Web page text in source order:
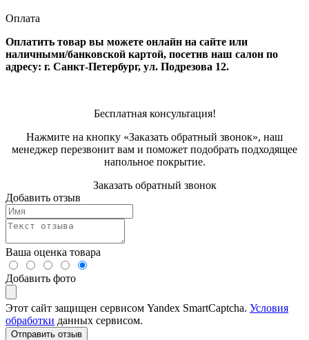
Оплата
Оплатить товар вы можете онлайн на сайте или
наличными/банковской картой, посетив наш салон по
адресу: г. Санкт-Петербург, ул. Подрезова 12.
Бесплатная консультация!
Нажмите на кнопку «Заказать обратный звонок», наш
менеджер перезвонит вам и поможет подобрать подходящее
напольное покрытие.
Заказать обратный звонок
Добавить отзыв
Ваша оценка товара
Добавить фото
Этот сайт защищен сервисом Yandex SmartCaptcha. Условия
обработки данных сервисом.
Отправить отзыв